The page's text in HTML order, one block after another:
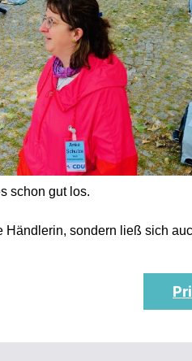
schon gut los.
Händlerin, sondern ließ sich